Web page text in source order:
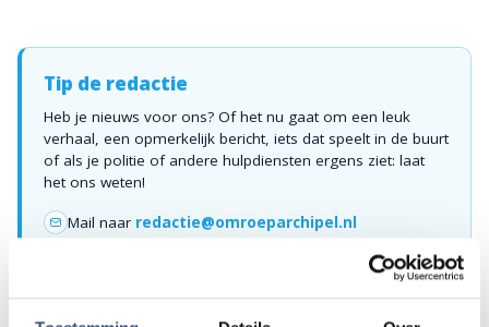
Tip de redactie
Heb je nieuws voor ons? Of het nu gaat om een leuk
verhaal, een opmerkelijk bericht, iets dat speelt in de buurt
of als je politie of andere hulpdiensten ergens ziet: laat
het ons weten!
Mail naar redactie@omroeparchipel.nl